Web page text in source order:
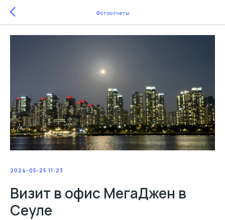
Фотоотчеты
2024-05-25 11:23
Визит в офис МегаДжен в
Сеуле